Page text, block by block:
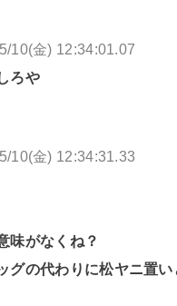
10(金) 12:34:01.07
ろや
10(金) 12:34:31.33
味がなくね？
グの代わりに松ヤニ置